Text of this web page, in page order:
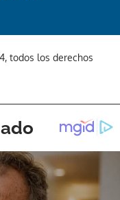
todos los derechos